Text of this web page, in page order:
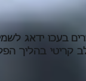
בעכו ידאג
קריטי בהליך